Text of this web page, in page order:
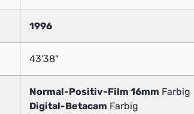
1996
43'38"
Normal-Positiv-Film 16mm Farbig
Digital-Betacam Farbig